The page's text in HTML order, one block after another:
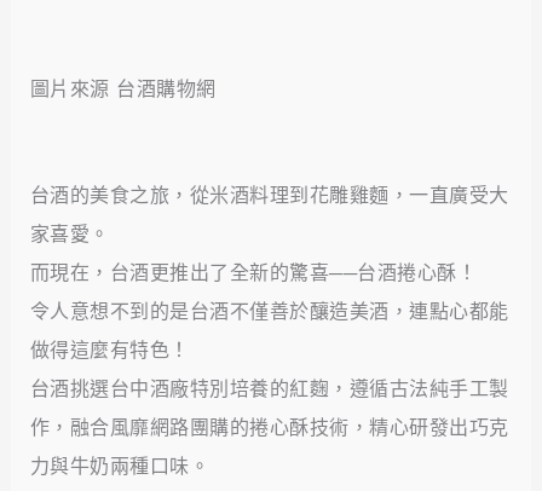
圖片來源 台酒購物網
台酒的美食之旅，從米酒料理到花雕雞麵，一直廣受大
家喜愛。
而現在，台酒更推出了全新的驚喜──台酒捲心酥！
令人意想不到的是台酒不僅善於釀造美酒，連點心都能
做得這麼有特色！
台酒挑選台中酒廠特別培養的紅麴，遵循古法純手工製
作，融合風靡網路團購的捲心酥技術，精心研發出巧克
力與牛奶兩種口味。